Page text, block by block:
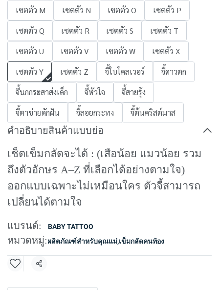
เซตตัว M
เซตตัว N เซตตัว O
เซตตัว P
เซตตัว Q
เซตตัว R เซตตัว S
เซตตัว T
เซตตัว U
เซตตัว V เซตตัว W
เซตตัว X
เซตตัว Y
เซตตัว Z จี้ใบโคลเวอร์
จี้ดาวตก
จี้นกกระสาส่งเด็ก
จี้หัวใจ
จี้สายรุ้ง
จี้ตาข่ายดักฝัน
จี้ลอยกระทง จี้ต้นคริสต์มาส
คำอธิบายสินค้าแบบย่อ
เช็ตเข็มกลัดจะได้ : (เสือน้อย แมวน้อย รวม
ถึงตัวอักษร A–Z ที่เลือกได้อย่างตามใจ)
ออกแบบเฉพาะไม่เหมือนใคร ตัวจี้สามารถ
เปลี่ยนได้ตามใจ
แบรนด์: BABY TATTOO
หมวดหมู่:ผลิตภัณฑ์สำหรับคุณแม่,เข็มกลัดคนท้อง
แชร์